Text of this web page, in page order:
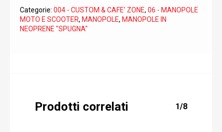
Categorie: 004 - CUSTOM & CAFE' ZONE, 06 - MANOPOLE
MOTO E SCOOTER, MANOPOLE, MANOPOLE IN
NEOPRENE "SPUGNA"
Prodotti correlati 1/8